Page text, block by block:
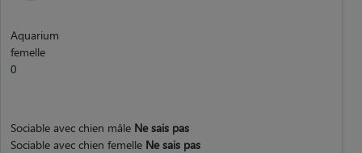
Aquarium
femelle
0
Sociable avec chien mâle Ne sais pas
Sociable avec chien femelle Ne sais pas